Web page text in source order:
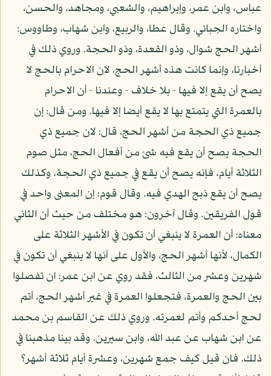
عباس، وابن عمر، وإبراهيم، والشعبي، ومجاهد، والحسن،
واختاره الجبائي. وقال عطا، والربيع، وابن شهاب، وطاووس:
أشهر الحج شوال، وذو القعدة، وذو الحجة. وروي ذلك في
أخبارنا، وإنما كانت هذه أشهر الحج، لان الاحرام بالحج لا
يصح أن يقع إلا فيها - بلا خلاف - وعندنا - أن الاحرام
بالعمرة التي يتمتع بها لا يقع أيضا إلا فيها. ومن قال: إن
جميع ذي الحجة من أشهر الحج، قال: لان جميع ذي
الحجة يصح أن يقع فيه شئ من أفعال الحج، مثل صوم
الثلاثة أيام، فإنه يصح أن يقع في جميع ذي الحجة، وكذلك
يصح أن يقع ذبح الهدي فيه. وقال قوم: إن المعنى واحد في
قول الفريقين. وقال آخرون: هو مختلف من حيث أن الثاني
معناه: أن العمرة لا ينبغي أن تكون في الأشهر الثلاثة على
الكمال، لأنها أشهر الحج، والأول على أنها لا ينبغي أن تكون في
شهرين وعشر من الثالث، فقد روي عن ابن عمر: ان تفصلوا
بين الحج والعمرة، فتجعلوا العمرة في غير أشهر الحج، أتم
لحج أحدكم وأتم لعمرته. وروي ذلك عن القاسم بن محمد
عن ابن شهاب عن عبد الله، وابن سيرين. وقد بينا مذهبنا في
ذلك. فان قيل كيف جمع شهرين، وعشرة أيام ثلاثة أشهر؟